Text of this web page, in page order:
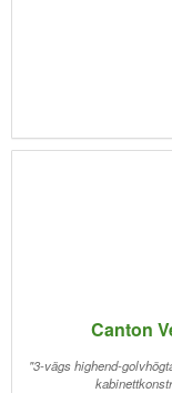
Canton
"3-vägs highend-